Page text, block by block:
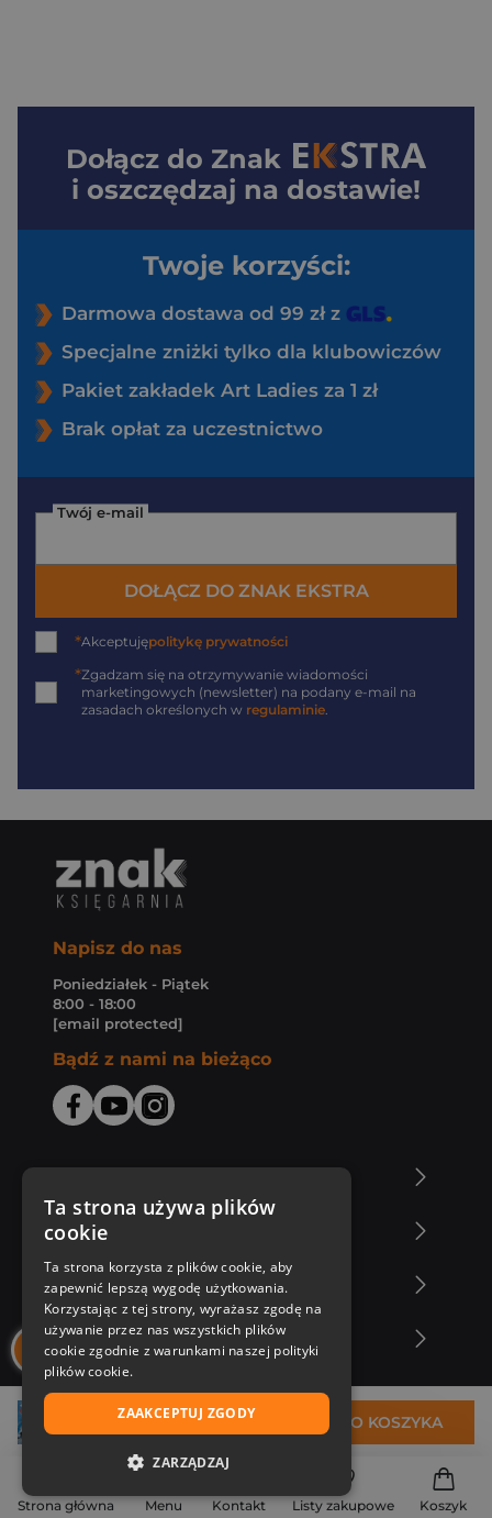
Strona główna Menu Kontakt Listy zakupowe Koszyk
32,99 zł DO KOSZYKA
Dołącz do Znak
i oszczędzaj na dostawie!
Twoje korzyści:
Darmowa dostawa od 99 zł z
Specjalne zniżki tylko dla klubowiczów
Pakiet zakładek Art Ladies za 1 zł
Brak opłat za uczestnictwo
Twój e-mail
DOŁĄCZ DO ZNAK EKSTRA
*Akceptujępolitykę prywatności
*Zgadzam się na otrzymywanie wiadomości
marketingowych (newsletter) na podany e-mail na
zasadach określonych w regulaminie
Napisz do nas
Poniedziałek - Piątek
8:00 - 18:00
[email protected]
Bądź z nami na bieżąco
Zakupy u nas
Nasza oferta
Nasi autorzy
Ta strona używa plików
cookie
Ta strona korzysta z plików cookie, aby
zapewnić lepszą wygodę użytkowania.
Korzystając z tej strony, wyrażasz zgodę na
używanie przez nas wszystkich plików
cookie zgodnie z warunkami naszej polityki
plików cookie.
ZAAKCEPTUJ ZGODY
ZARZĄDZAJ
NIEZBĘDNE